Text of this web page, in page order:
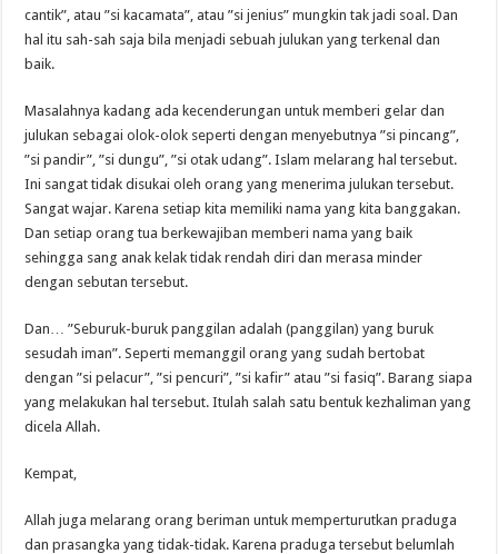
cantik”, atau ”si kacamata”, atau ”si jenius” mungkin tak jadi soal. Dan
hal itu sah-sah saja bila menjadi sebuah julukan yang terkenal dan
baik.
Masalahnya kadang ada kecenderungan untuk memberi gelar dan
julukan sebagai olok-olok seperti dengan menyebutnya ”si pincang”,
”si pandir”, ”si dungu”, ”si otak udang”. Islam melarang hal tersebut.
Ini sangat tidak disukai oleh orang yang menerima julukan tersebut.
Sangat wajar. Karena setiap kita memiliki nama yang kita banggakan.
Dan setiap orang tua berkewajiban memberi nama yang baik
sehingga sang anak kelak tidak rendah diri dan merasa minder
dengan sebutan tersebut.
Dan… ”Seburuk-buruk panggilan adalah (panggilan) yang buruk
sesudah iman”. Seperti memanggil orang yang sudah bertobat
dengan ”si pelacur”, ”si pencuri”, ”si kafir” atau ”si fasiq”. Barang siapa
yang melakukan hal tersebut. Itulah salah satu bentuk kezhaliman yang
dicela Allah.
Kempat,
Allah juga melarang orang beriman untuk memperturutkan praduga
dan prasangka yang tidak-tidak. Karena praduga tersebut belumlah